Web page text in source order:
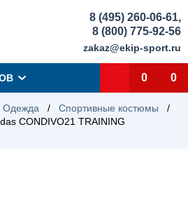
8 (495) 260-06-61,
8 (800) 775-92-56
zakaz@ekip-sport.ru
0 0
Одежда / Спортивные костюмы
/
CONDIVO21 TRAINING